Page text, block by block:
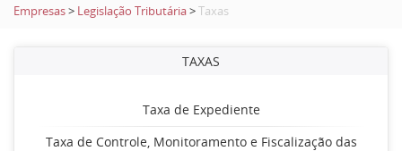
Empresas> Legislação Tributária>Taxas
TAXAS
Taxa de Expediente
Taxa de Controle, Monitoramento e Fiscalização das